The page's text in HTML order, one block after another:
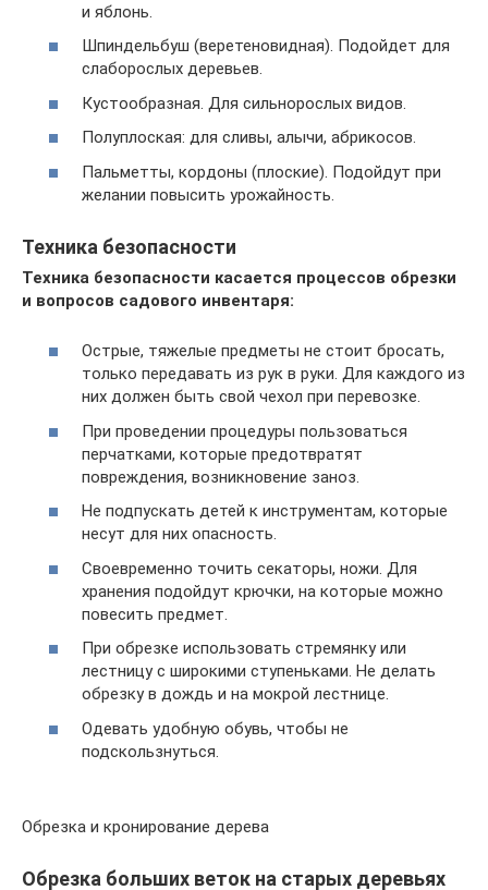
и яблонь.
Шпиндельбуш (веретеновидная). Подойдет для
слаборослых деревьев.
Кустообразная. Для сильнорослых видов.
Полуплоская: для сливы, алычи, абрикосов.
Пальметты, кордоны (плоские). Подойдут при
желании повысить урожайность.
Техника безопасности
Техника безопасности касается процессов обрезки
и вопросов садового инвентаря:
Острые, тяжелые предметы не стоит бросать,
только передавать из рук в руки. Для каждого из
них должен быть свой чехол при перевозке.
При проведении процедуры пользоваться
перчатками, которые предотвратят
повреждения, возникновение заноз.
Не подпускать детей к инструментам, которые
несут для них опасность.
Своевременно точить секаторы, ножи. Для
хранения подойдут крючки, на которые можно
повесить предмет.
При обрезке использовать стремянку или
лестницу с широкими ступеньками. Не делать
обрезку в дождь и на мокрой лестнице.
Одевать удобную обувь, чтобы не
подскользнуться.
Обрезка и кронирование дерева
Обрезка больших веток на старых деревьях